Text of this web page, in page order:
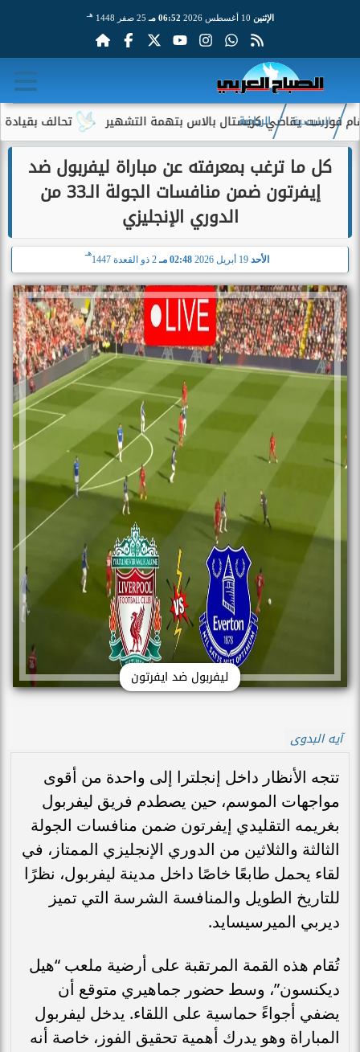
الإثنين 06:52 مـ 25 صفر 1448 هـ
تحالف بقيادة جيف بيزوس كريستال بالاس بتهمة التشهير
الرئيسية الرياضة
كل ما ترغب بمعرفته عن مباراة ليفربول ضد
إيفرتون ضمن منافسات الجولة الـ33 من
الدوري الإنجليزي
الأحد 19 أبريل 2026 02:48 مـ 2 ذو القعدة 1447
هـ
ليفربول ضد ايفرتون
آيه البدوى
تتجه الأنظار داخل إنجلترا إلى واحدة من أقوى
مواجهات الموسم، حين يصطدم فريق ليفربول
بغريمه التقليدي إيفرتون ضمن منافسات الجولة
الثالثة والثلاثين من الدوري الإنجليزي الممتاز، في
لقاء يحمل طابعًا خاصًا داخل مدينة ليفربول، نظرًا
للتاريخ الطويل والمنافسة الشرسة التي تميز
ديربي الميرسيسايد.
تُقام هذه القمة المرتقبة على أرضية ملعب “هيل
ديكنسون”، وسط حضور جماهيري متوقع أن
يضفي أجواءً حماسية على اللقاء. يدخل ليفربول
المباراة وهو يدرك أهمية تحقيق الفوز، خاصة أنه